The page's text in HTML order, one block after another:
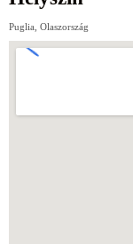
Puglia, Olaszország